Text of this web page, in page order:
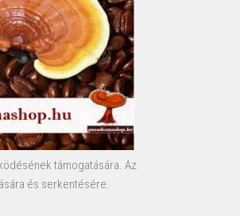
támogatására. Az
és serkentésére.